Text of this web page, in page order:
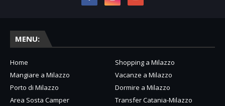
MENU:
Home
Shopping a Milazzo
Mangiare a Milazzo
Vacanze a Milazzo
Porto di Milazzo
Dormire a Milazzo
Area Sosta Camper
Transfer Catania-Milazzo